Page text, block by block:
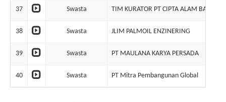
37 Swasta TIM KURATOR PT CIPTA ALAM
38 Swasta JLIM PALMOIL ENZINERING
39 Swasta PT MAULANA KARYA PERSADA
40 Swasta PT Mitra Pembangunan Global